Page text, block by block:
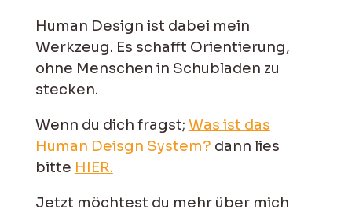
Human Design ist dabei mein
Werkzeug. Es schafft Orientierung,
ohne Menschen in Schubladen zu
stecken.
Wenn du dich fragst; Was ist das
Human Deisgn System? dann lies
bitte HIER.
Jetzt möchtest du mehr über mich